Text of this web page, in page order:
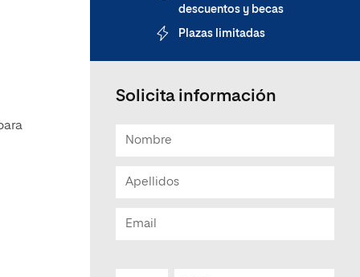
descuentos y becas
Plazas limitadas
Solicita información